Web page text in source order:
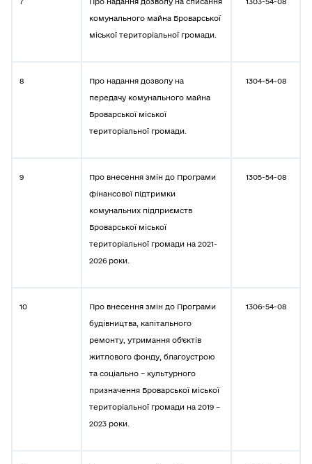
комунального майна Броварської
міської територіальної громади.
8
Про надання дозволу на
передачу комунального майна
Броварської міської
територіальної громади.
1304-54-08
9
Про внесення змін до Програми
фінансової підтримки
комунальних підприємств
Броварської міської
територіальної громади на 2021-
2026 роки.
1305-54-08
10
Про внесення змін до Програми
будівництва, капітального
ремонту, утримання об’єктів
житлового фонду, благоустрою
та соціально – культурного
призначення Броварської міської
територіальної громади на 2019 –
2023 роки.
1306-54-08